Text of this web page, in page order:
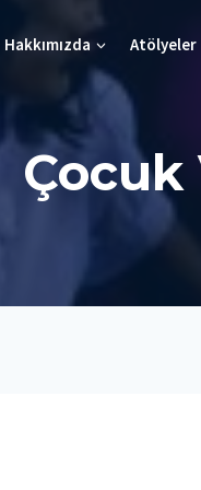
Hakkımızda Atölyeler